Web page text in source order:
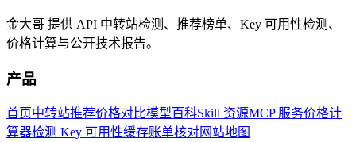
金大哥 提供 API 中转站检测、推荐榜单、Key 可用性检测、
价格计算与公开技术报告。
产品
首页中转站推荐价格对比模型百科Skill 资源MCP 服务价格计
算器检测 Key 可用性缓存账单核对网站地图